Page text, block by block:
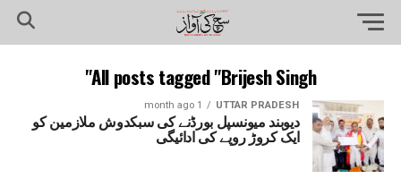
All posts tagged "Brijesh Singh"
UTTAR PRADESH
1 month ago
دیوبند میونسپل بورڈنے کی سبکدوش ملازمین کو
ایک کروڑ روپے کی ادائیگی